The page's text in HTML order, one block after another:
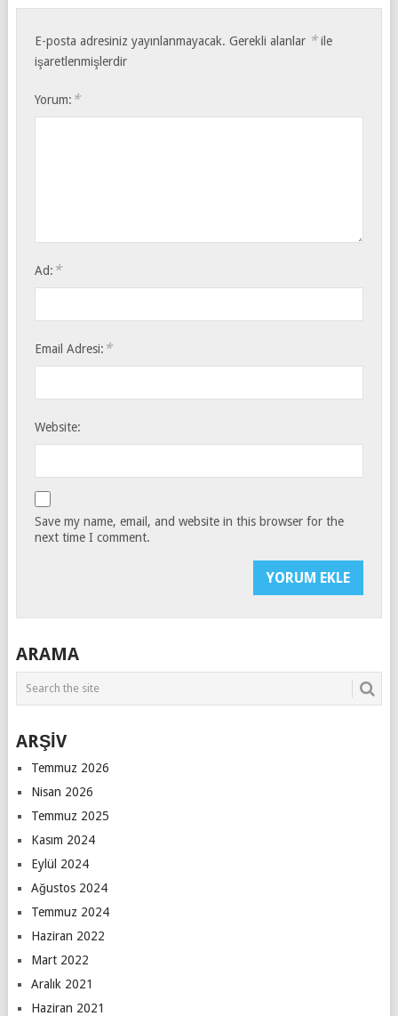
E-posta adresiniz yayınlanmayacak. Gerekli alanlar *ile
işaretlenmişlerdir
Yorum: *
Ad: *
Email Adresi: *
Website:
Save my name, email, and website in this browser for the
next time I comment.
ARAMA
ARŞİV
Temmuz 2026
Nisan 2026
Temmuz 2025
Kasım 2024
Eylül 2024
Ağustos 2024
Temmuz 2024
Haziran 2022
Mart 2022
Aralık 2021
Haziran 2021